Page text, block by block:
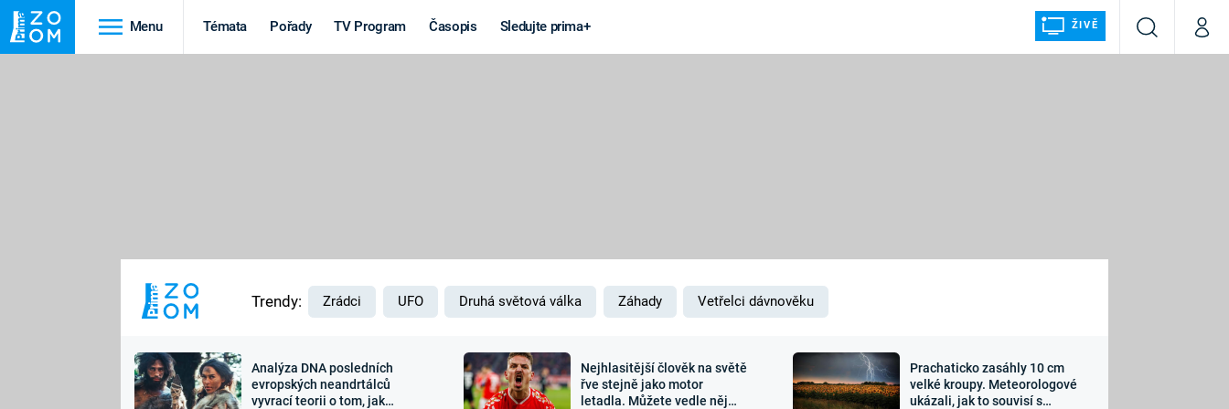
Menu Témata Pořady TV Program Časopis Sledujte prima+ ŽIVĚ
VyhledáváníMůj
MARS
Výročí
Záhady a
Zajímavosti Sledujte nás
Trendy: Zrádci UFO Druhá světová válka Záhady Vetřelci dávnověku
Analýza DNA posledních
evropských neandrtálců
vyvrací teorii o tom, jak
Nejhlasitější člověk na světě
řve stejně jako motor
letadla. Můžete vedle něj
Prachaticko zasáhly 10 cm
velké kroupy. Meteorologové
ukázali, jak to souvisí s